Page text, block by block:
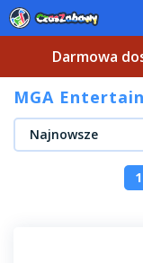
Darmowa
MGA
Najnowsze
1